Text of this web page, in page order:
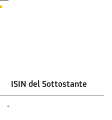
ISIN del Sottostante
-